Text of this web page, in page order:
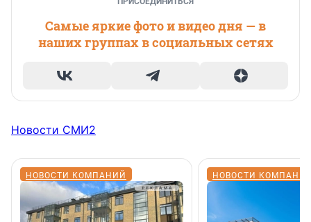
Самые яркие фото и видео дня — в
наших группах в социальных сетях
Новости СМИ2
НОВОСТИ КОМПАНИЙ НОВОСТИ